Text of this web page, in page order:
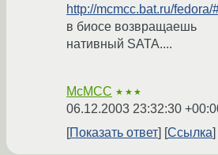
http://mcmcc.bat.ru/fedora/
в биосе возвращаешь
нативный SATA....
McMCC ★★★
06.12.2003 23:32:30
Показать ответ
Ссылка